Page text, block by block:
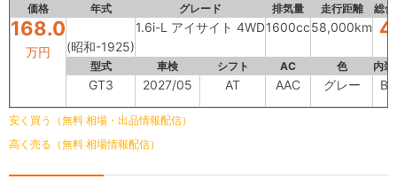
価格 年式 グレード 排気量 走行距離 総
168.0
万円 (昭和-1925)
1.6i-L アイサイト 4WD1600cc58,000km
型式 車検 シフト AC 色 内装
GT3 2027/05 AT AAC グレー B
安く買う（無料 相場・出品情報配信）
高く売る（無料 相場情報配信）